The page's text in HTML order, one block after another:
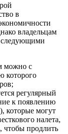
в
владельцам
следующими
можно с
которого
регулярный
к появлению
которые могут
налета,
чтобы продлить